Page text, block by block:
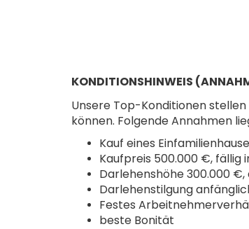
KONDITIONSHINWEIS
Unsere Top-Konditionen
können. Folgende Annahmen
Kauf eines
Kaufpreis 500.000 €, fällig
Darlehenshöhe 300.000
Darlehenstilgung
Festes
beste Bonität